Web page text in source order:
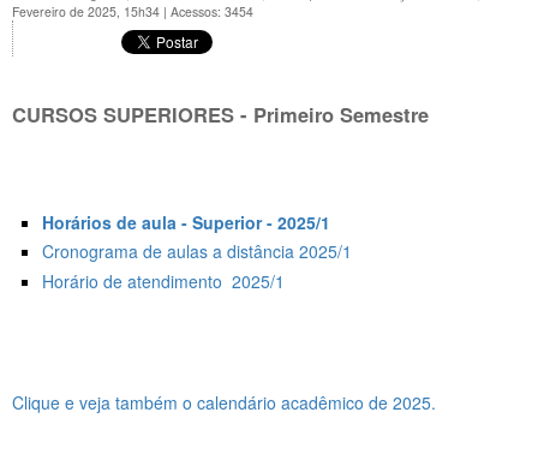
Fevereiro de 2025, 15h34 | Acessos: 3454
CURSOS SUPERIORES - Primeiro Semestre
Horários de aula - Superior - 2025/1
Cronograma de aulas a distância 2025/1
Horário de atendimento 2025/1
Clique e veja também o calendário acadêmico de 2025.